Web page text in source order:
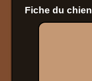
Fiche du chien